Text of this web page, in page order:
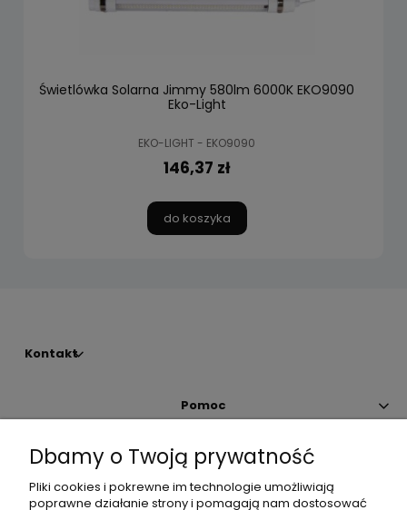
Świetlówka Solarna Jimmy 580lm 6000K EKO9090
Eko-Light
EKO-LIGHT - EKO9090
146,37 zł
do koszyka
Kontakt
Pomoc
Moje konto
Dbamy o Twoją prywatność
Pliki cookies i pokrewne im technologie umożliwiają
poprawne działanie strony i pomagają nam dostosować